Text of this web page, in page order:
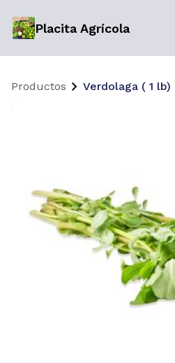
Placita Agrícola
Productos Verdolaga ( 1 lb)